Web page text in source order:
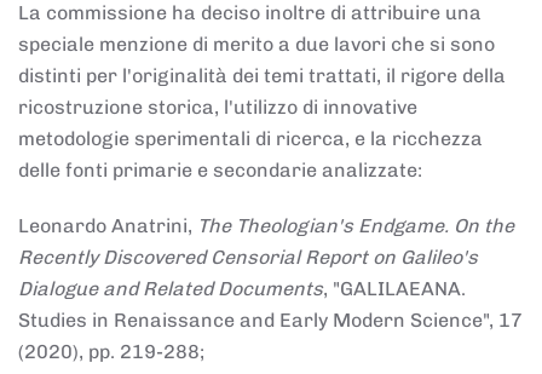
La commissione ha deciso inoltre di attribuire una
speciale menzione di merito a due lavori che si sono
distinti per l'originalità dei temi trattati, il rigore della
ricostruzione storica, l'utilizzo di innovative
metodologie sperimentali di ricerca, e la ricchezza
delle fonti primarie e secondarie analizzate:
Leonardo Anatrini, The Theologian's Endgame. On the
Recently Discovered Censorial Report on Galileo's
Dialogue and Related Documents, "GALILAEANA.
Studies in Renaissance and Early Modern Science", 17
(2020), pp. 219-288;